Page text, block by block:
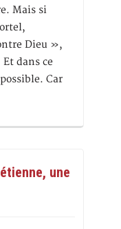
Mais si
Dieu »,
dans ce
Car
une